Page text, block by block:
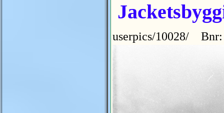
userpics/10028/ Bnr: